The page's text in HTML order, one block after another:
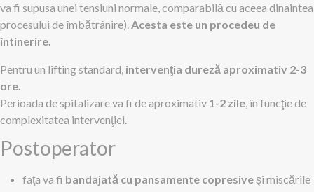
va fi supusa unei tensiuni normale, comparabilă cu aceea dinaintea
procesului de îmbătrânire).Acesta este un procedeu de
întinerire.
Pentru un lifting standard, intervenţia dureză aproximativ 2-3
ore.
Perioada de spitalizare va fi de aproximativ 1-2 zile, în funcţie de
complexitatea intervenţiei.
Postoperator
faţa va fi bandajată cu pansamente copresiveşi miscările